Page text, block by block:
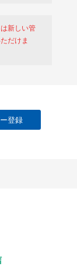
新しい管
だけま
登録